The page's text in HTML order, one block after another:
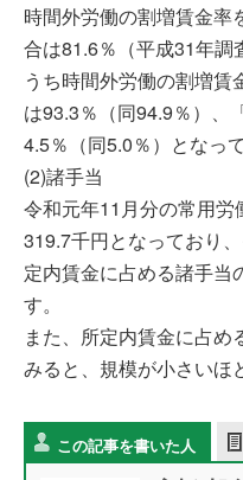
時間外労働の割増賃金率
合は81.6％（平成31年調
うち時間外労働の割増
は93.3％（同94.9％）、
4.5％（同5.0％）となっ
(2)諸手当
令和元年11月分の常用
319.7千円となっており
定内賃金に占める諸手当
す。
また、所定内賃金に占
みると、規模が小さいほ
この記事を書いた人